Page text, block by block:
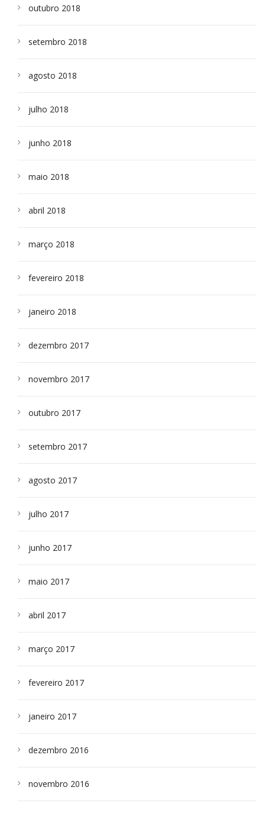
outubro 2018
setembro 2018
agosto 2018
julho 2018
junho 2018
maio 2018
abril 2018
março 2018
fevereiro 2018
janeiro 2018
dezembro 2017
novembro 2017
outubro 2017
setembro 2017
agosto 2017
julho 2017
junho 2017
maio 2017
abril 2017
março 2017
fevereiro 2017
janeiro 2017
dezembro 2016
novembro 2016